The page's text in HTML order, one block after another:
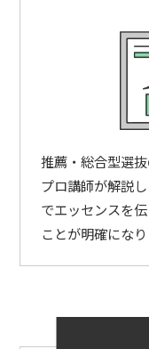
推薦・総合型選
プロ講師が解説
でエッセンスを
ことが明確になり